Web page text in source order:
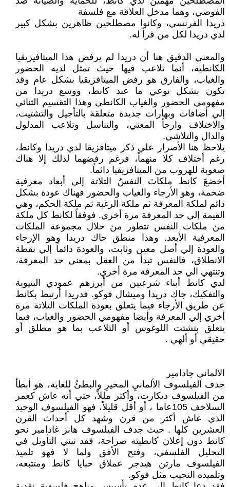
الفوضي، وهما مدخل العلاقة مع فلسفة
دريدا الفرنسي، وكانوا مصطلحين ظاهرين بشكل كبير
لدي دريدا لكل من قرأ له.
والمعني الدقيق هنا أن دريدا لم يرفض هذا الميتافيزيقيا
الكانطية، أنما تلاعب فيها حيث تمثل لديه الحضور
والغياب، والفارق هو رفض الميتافزيقيا بشكل عام وقد
تكون بشكل نوعي ما عند كانط، ووسع دريدا من
مفهومي الحضور والغياب الكانطي وهذا التقسيم الثنائي
إلي أضافات وبهارات جديدة متعلقة بالتأجيل والتشتيت،
والاختلاف وارجأ المعني، والتناسل وتلاعب المدلول
والدال والتلاشي.
يلاحظ هنا الأصرار علي ذكر ميتافزيقا لدي دريدا وكانط،
رغم أختلاف كلا منهماً، فرغم رفضهما لذلك إلا هناك
صعوبة للهروب من الميتافزيقيا دائماً.
أخضعَ كانط ملكاتَ النفسُ التلاتة إلي أبعاد معرفية
ضخمة، وهو الأرجاء والغياب والحضور فهناك عودة بشكل
دائم لملكة المعرفة ثم ملكة الرغبة ثم ملكة الحكم، وهي
القيمة إلي حد المعرفة مرة أخري. فوفقاً لكانط كل ملكة
من ملكات النفس تتطور من خلال مجموعة الملكات
المعرفية الأبعد. وهذا منطق جاك دريدا وهو الإرجاء
والعودة إلي أصل معين وثابت، والعودة دائماً إلي نقطة
الانطلاق، فالنفس تبدأ من العقل بمعني حد المعرفة،
وتنتهي الي حد المعرفة مرة أخري.
لدي كانط أبناء شرعيين من أبرزهم عمودي البنيوية
والتفكيك، جاك دريدا وميشال فوكو. فدريدا أرتبط بكانط
عن طريق الأرجاء فيما يتعلق بعودة الملكات التلاتة مرة
أخري إلي المعرفة وأيضا مفهومي الحضور والغياب، فيما
يتعلق بتشتت اللوغوس أو التلاعب بما هو مطلق أو
حقيقي أو ألهي .
الالماني جادامير
جدف الفيلسوف الألمانيِ المحيرِ والبطئُ للغاية، هو أبطأ
من الفيلسوف ديكارت، وأكثر مللاً، حتي أنه عاش كعمر
السلاحف 105عاما ، أو أقل قليلاً، فهو الفيلسوف الوحيد
الذي عاش أكثر من قرن وشهد كل أحداث القرن
العشرين كلها . حيث جدف الفيلسوف هانز غادامير نحو
كانط دون إعلان كانطيته صراحة، فقد تبني التأويل في
التحليل الفلسفي، وفتح الأفق ولما لا فهو تلميذ
الفيلسوف مارتن هيدجر عملاق خبايا كانط ومتتبعه،
وتلميذه النجيب مثل فوكو.